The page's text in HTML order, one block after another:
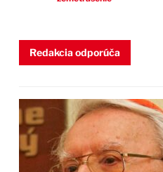
Redakcia odporúča